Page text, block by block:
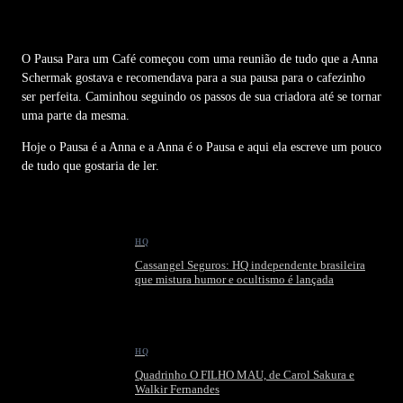
O Pausa Para um Café começou com uma reunião de tudo que a Anna
Schermak gostava e recomendava para a sua pausa para o cafezinho
ser perfeita. Caminhou seguindo os passos de sua criadora até se tornar
uma parte da mesma.
Hoje o Pausa é a Anna e a Anna é o Pausa e aqui ela escreve um pouco
de tudo que gostaria de ler.
HQ
Cassangel Seguros: HQ independente brasileira
que mistura humor e ocultismo é lançada
HQ
Quadrinho O FILHO MAU, de Carol Sakura e
Walkir Fernandes